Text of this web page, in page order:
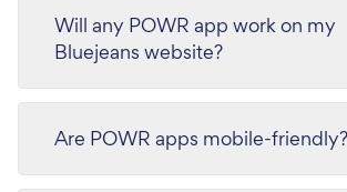
Will any POWR app work on my
Bluejeans website?
Are POWR apps mobile-friendly?